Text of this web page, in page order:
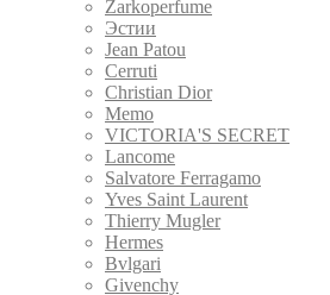
Zarkoperfume
Эстии
Jean Patou
Cerruti
Christian Dior
Memo
VICTORIA'S SECRET
Lancome
Salvatore Ferragamo
Yves Saint Laurent
Thierry Mugler
Hermes
Bvlgari
Givenchy